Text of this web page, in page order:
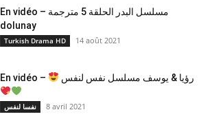
En vidéo – مسلسل البدر الحلقة 5 مترجمة
dolunay
Turkish Drama HD 14 août 2021
En vidéo – رؤيا & يوسف مسلسل نفس لنفس
نفسا لنفس 8 avril 2021